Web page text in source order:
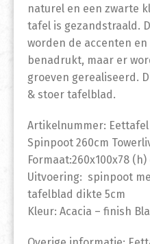
naturel en een zwarte
tafel is gezandstraald.
worden de accenten
benadrukt, maar er
groeven gerealiseerd.
& stoer tafelblad.
Artikelnummer: Eettafel
Spinpoot 260cm
Formaat:260x100x78 (h)
Uitvoering: spinpoot
tafelblad dikte 5cm
Kleur: Acacia – finish